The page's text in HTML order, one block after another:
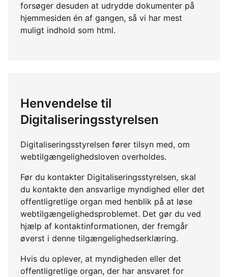
forsøger desuden at udrydde dokumenter på
hjemmesiden én af gangen, så vi har mest
muligt indhold som html.
Henvendelse til
Digitaliseringsstyrelsen
Digitaliseringsstyrelsen fører tilsyn med, om
webtilgængelighedsloven overholdes.
Før du kontakter Digitaliseringsstyrelsen, skal
du kontakte den ansvarlige myndighed eller det
offentligretlige organ med henblik på at løse
webtilgængelighedsproblemet. Det gør du ved
hjælp af kontaktinformationen, der fremgår
øverst i denne tilgængelighedserklæring.
Hvis du oplever, at myndigheden eller det
offentligretlige organ, der har ansvaret for